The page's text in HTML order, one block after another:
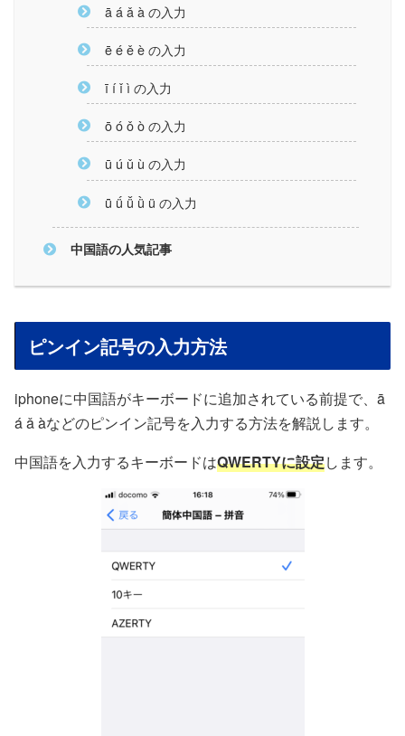
ā á ǎ à の入力
ē é ě è の入力
ī í ǐ ì の入力
ō ó ǒ ò の入力
ū ú ǔ ù の入力
ǖ ǘ ǚ ǜ ü の入力
中国語の人気記事
ピンイン記号の入力方法
iphoneに中国語がキーボードに追加されている前提で、ā
á ǎ àなどのピンイン記号を入力する方法を解説します。
中国語を入力するキーボードはQWERTYに設定します。